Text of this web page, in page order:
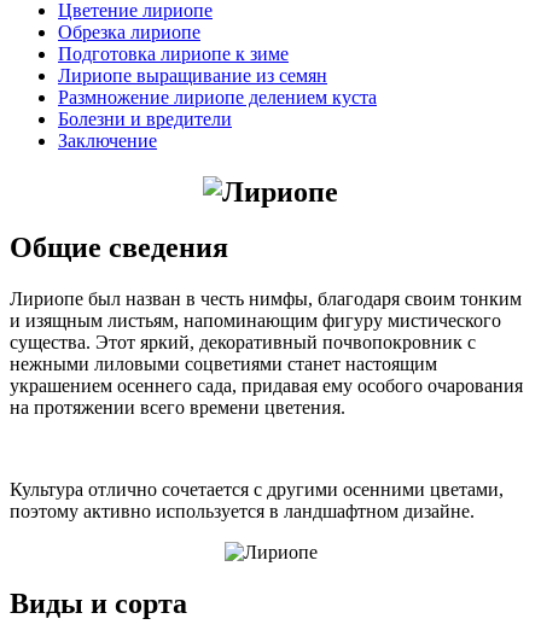
Цветение лириопе
Обрезка лириопе
Подготовка лириопе к зиме
Лириопе выращивание из семян
Размножение лириопе делением куста
Болезни и вредители
Заключение
Общие сведения
Лириопе был назван в честь нимфы, благодаря своим тонким
и изящным листьям, напоминающим фигуру мистического
существа. Этот яркий, декоративный почвопокровник с
нежными лиловыми соцветиями станет настоящим
украшением осеннего сада, придавая ему особого очарования
на протяжении всего времени цветения.
Культура отлично сочетается с другими осенними цветами,
поэтому активно используется в ландшафтном дизайне.
Виды и сорта